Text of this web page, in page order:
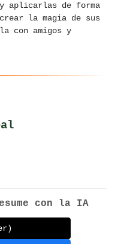
aplicarlas de forma
la magia de sus
con amigos y
con la IA